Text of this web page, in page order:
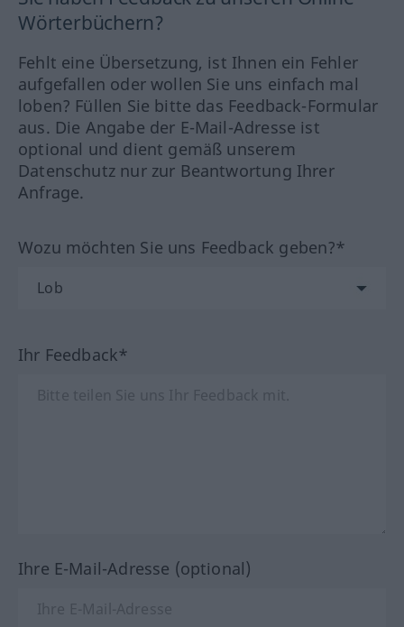
Wörterbüchern?
Fehlt eine Übersetzung, ist Ihnen ein Fehler
aufgefallen oder wollen Sie uns einfach mal
loben? Füllen Sie bitte das Feedback-Formular
aus. Die Angabe der E-Mail-Adresse ist
optional und dient gemäß unserem
Datenschutz nur zur Beantwortung Ihrer
Anfrage.
Wozu möchten Sie uns Feedback geben?*
Ihr Feedback*
Ihre E-Mail-Adresse (optional)